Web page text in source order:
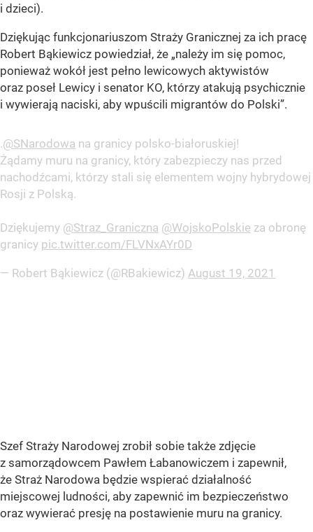
i dzieci).
Dziękując funkcjonariuszom Straży Granicznej za ich pracę
Robert Bąkiewicz powiedział, że „należy im się pomoc,
ponieważ wokół jest pełno lewicowych aktywistów
oraz poseł Lewicy i senator KO, którzy atakują psychicznie
i wywierają naciski, aby wpuścili migrantów do Polski”.
.⁦@SNarodowa ⁩ na granicy polsko-białoruskiej!
Żądamy muru na granicy, który zabezpieczy nas przed
nachodźcami, którzy stali się elementem wojny hybrydowej
Rosji z Polską.
Dziękujemy ⁦⁦ @Straz_Graniczna @WojskoPolskie ⁩ za obronę
granicy pic.twitter.com/FLVNxAYr0D
— Robert Bąkiewicz (@RBakiewicz) August 19, 2021
Szef Straży Narodowej zrobił sobie także zdjęcie
z samorządowcem Pawłem Łabanowiczem i zapewnił,
że Straż Narodowa będzie wspierać działalność
miejscowej ludności, aby zapewnić im bezpieczeństwo
oraz wywierać presję na postawienie muru na granicy.